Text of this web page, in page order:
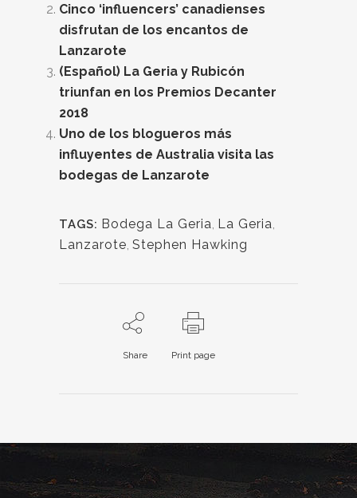
Cinco ‘influencers’ canadienses
disfrutan de los encantos de
Lanzarote
(Español) La Geria y Rubicón
triunfan en los Premios Decanter
2018
Uno de los blogueros más
influyentes de Australia visita las
bodegas de Lanzarote
TAGS: Bodega La Geria, La Geria,
Lanzarote, Stephen Hawking
Share Print page